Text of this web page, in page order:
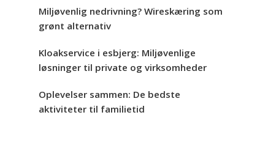
Miljøvenlig nedrivning? Wireskæring som
grønt alternativ
Kloakservice i esbjerg: Miljøvenlige
løsninger til private og virksomheder
Oplevelser sammen: De bedste
aktiviteter til familietid